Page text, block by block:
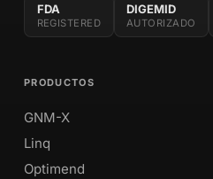
FDA
REGISTERED
DIGEMID
AUTORIZADO
PRODUCTOS
GNM-X
Linq
Optimend